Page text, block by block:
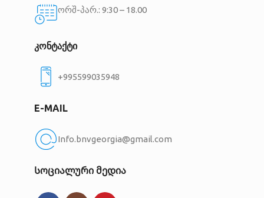
ორშ-პარ.: 9:30 – 18.00
კონტაქტი
+995599035948
E-MAIL
Info.bnvgeorgia@gmail.com
Სოციალური მედია